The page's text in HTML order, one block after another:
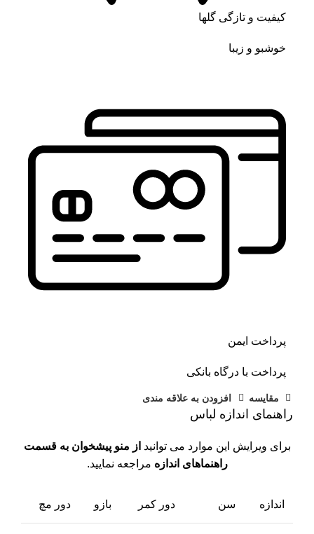
کیفیت و تازگی گلها
خوشبو و زیبا
پرداخت ایمن
پرداخت با درگاه بانکی
مقايسه افزودن به علاقه مندی
راهنمای اندازه لباس
برای ویرایش این موارد می توانید از منو پیشخوان به قسمت
راهنماهای اندازه مراجعه نمایید.
اندازه سن دور کمر بازو دور مچ